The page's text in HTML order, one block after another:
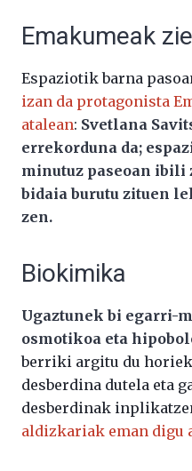
Emakumeak
Espaziotik barna
izan da protagonista
atalean: Svetlana
errekorduna da;
minutuz paseoan ibili
bidaia burutu zituen
zen.
Biokimika
Ugaztunek bi egarri-
osmotikoa eta
berriki argitu du
desberdina dutela eta
desberdinak
aldizkariak eman digu